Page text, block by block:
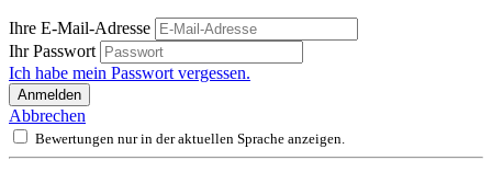
Ihre E-Mail-Adresse
Ihr Passwort
Ich habe mein Passwort vergessen.
Anmelden
Abbrechen
Bewertungen nur in der aktuellen Sprache anzeigen.